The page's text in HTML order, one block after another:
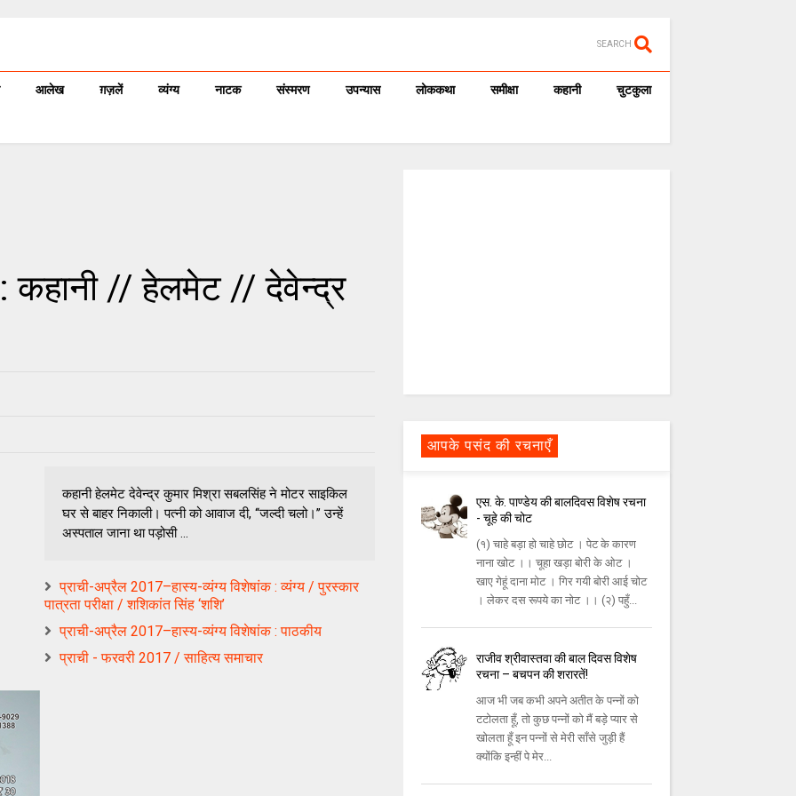
SEARCH
आलेख ग़ज़लें व्यंग्य नाटक संस्मरण उपन्यास लोककथा समीक्षा कहानी चुटकुला
कहानी // हेलमेट // देवेन्द्र
कहानी हेलमेट देवेन्द्र कुमार मिश्रा सबलसिंह ने मोटर साइकिल
घर से बाहर निकाली। पत्नी को आवाज दी, ‘‘जल्दी चलो।’’ उन्हें
अस्पताल जाना था पड़ोसी ...
प्राची-अप्रैल 2017–हास्य-व्यंग्य विशेषांक : व्यंग्य / पुरस्कार
पात्रता परीक्षा / शशिकांत सिंह ‘शशि’
प्राची-अप्रैल 2017–हास्य-व्यंग्य विशेषांक : पाठकीय
प्राची - फरवरी 2017 / साहित्य समाचार
आपके पसंद की रचनाएँ
एस. के. पाण्डेय की बालदिवस विशेष रचना
- चूहे की चोट
(१) चाहे बड़ा हो चाहे छोट । पेट के कारण
नाना खोट ।। चूहा खड़ा बोरी के ओट ।
खाए गेहूं दाना मोट । गिर गयी बोरी आई चोट
। लेकर दस रूपये का नोट ।। (२) पहुँ...
राजीव श्रीवास्तवा की बाल दिवस विशेष
रचना – बचपन की शरारतें!
आज भी जब कभी अपने अतीत के पन्नों को
टटोलता हूँ, तो कुछ पन्नों को मैं बड़े प्यार से
खोलता हूँ इन पन्नों से मेरी साँसे जुड़ी हैं
क्योंकि इन्हीं पे मेर...